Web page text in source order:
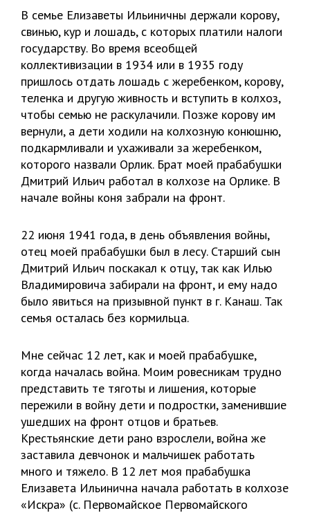
В семье Елизаветы Ильиничны держали корову,
свинью, кур и лошадь, с которых платили налоги
государству. Во время всеобщей
коллективизации в 1934 или в 1935 году
пришлось отдать лошадь с жеребенком, корову,
теленка и другую живность и вступить в колхоз,
чтобы семью не раскулачили. Позже корову им
вернули, а дети ходили на колхозную конюшню,
подкармливали и ухаживали за жеребенком,
которого назвали Орлик. Брат моей прабабушки
Дмитрий Ильич работал в колхозе на Орлике. В
начале войны коня забрали на фронт.
22 июня 1941 года, в день объявления войны,
отец моей прабабушки был в лесу. Старший сын
Дмитрий Ильич поскакал к отцу, так как Илью
Владимировича забирали на фронт, и ему надо
было явиться на призывной пункт в г. Канаш. Так
семья осталась без кормильца.
Мне сейчас 12 лет, как и моей прабабушке,
когда началась война. Моим ровесникам трудно
представить те тяготы и лишения, которые
пережили в войну дети и подростки, заменившие
ушедших на фронт отцов и братьев.
Крестьянские дети рано взрослели, война же
заставила девчонок и мальчишек работать
много и тяжело. В 12 лет моя прабабушка
Елизавета Ильинична начала работать в колхозе
«Искра» (с. Первомайское Первомайского